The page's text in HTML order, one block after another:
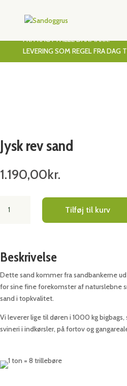
FRI FRAGT I HELE DANMARK!
LEVERING SOM REGEL FRA DAG
Jysk rev sand
1.190,00kr.
rev
Tilføj til kurv
Beskrivelse
Dette sand kommer fra sandbankerne
for sine fine forekomster af naturslebne
sand i topkvalitet.
Vi leverer lige til døren i 1000 kg
svineri i indkørsler, på fortov og